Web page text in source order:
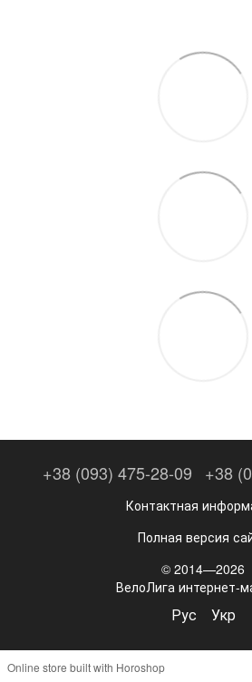
+38 (093) 475-28-09 +38
Контактная
Полная версия
© 2014—2026
ВелоЛига интернет-
Рус Укр
Online store built with Horoshop